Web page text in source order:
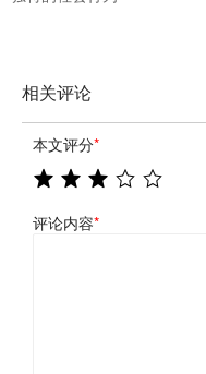
相关评论
本文评分*
评论内容*